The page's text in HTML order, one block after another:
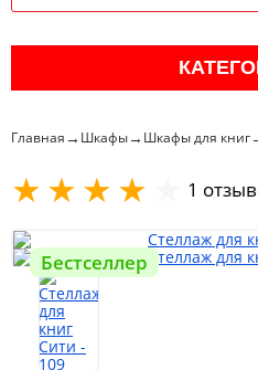
Кухня
Гостиная
Главная→ Шкафы→ Шкафы для книг
1
Бестселлер